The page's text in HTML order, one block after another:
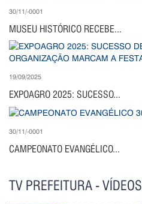
30/11/-0001
MUSEU HISTÓRICO RECEBE...
19/09/2025
EXPOAGRO 2025: SUCESSO...
30/11/-0001
CAMPEONATO EVANGÉLICO...
TV PREFEITURA - VÍDEOS